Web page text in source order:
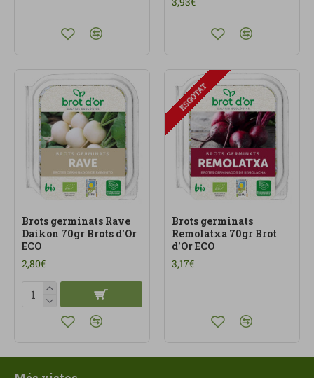
Brots germinats Rave
Daikon 70gr Brots d'Or
ECO
2,80€
ESGOTAT
Brots germinats
Remolatxa 70gr Brot
d'Or ECO
3,17€